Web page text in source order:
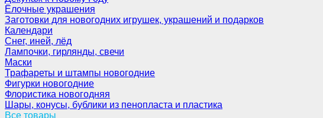
Ёлочные украшения
Заготовки для новогодних игрушек, украшений и подарков
Календари
Снег, иней, лёд
Лампочки, гирлянды, свечи
Маски
Трафареты и штампы новогодние
Фигурки новогодние
Флористика новогодняя
Шары, конусы, бублики из пенопласта и пластика
Все товары